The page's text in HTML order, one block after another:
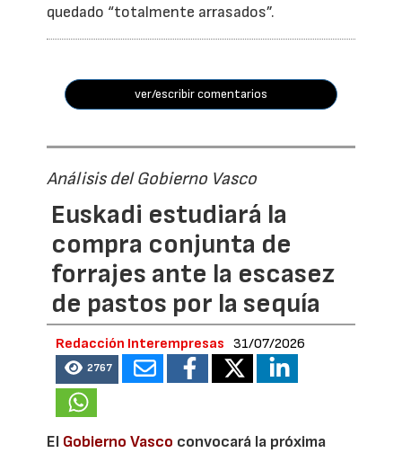
quedado “totalmente arrasados”.
ver/escribir comentarios
Análisis del Gobierno Vasco
Euskadi estudiará la
compra conjunta de
forrajes ante la escasez
de pastos por la sequía
Redacción Interempresas 31/07/2026
2767
El Gobierno Vasco convocará la próxima